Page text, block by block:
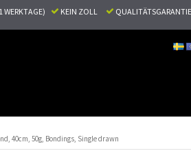
WERKTAGE) KEIN ZOLL QUALITÄTSGARANTIE
40cm, 50g, Bondings, Single drawn